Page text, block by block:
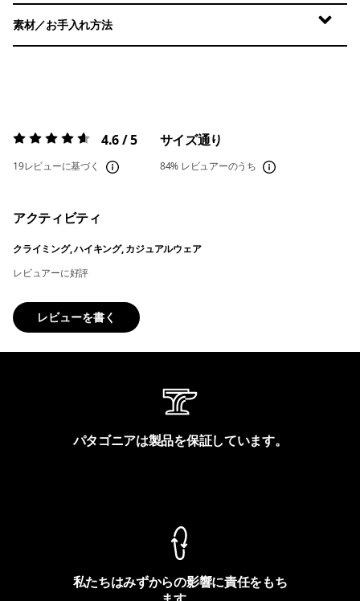
素材／お手入れ方法
評価:4.6 / 5 4.6 / 5
19レビューに基づく
サイズ通り
84% レビュアーのうち
アクティビティ
クライミング, ハイキング, カジュアルウェア
レビュアーに好評
レビューを書く
パタゴニアは製品を保証しています。
私たちはみずからの影響に責任をもち